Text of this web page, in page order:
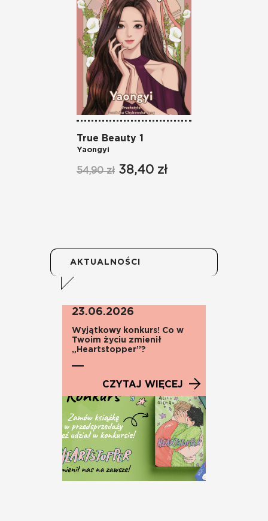
True Beauty 1
Yaongyi
54,90 zł 38,40 zł
AKTUALNOŚCI
CZYTAJ WIĘCEJ
23.06.2026
Wyjątkowy konkurs! Co w
Twoim życiu zmienił
„Heartstopper”?